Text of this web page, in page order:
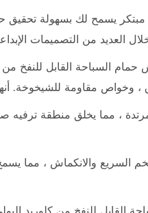
مبتكر يسمح لك بسهولة
السباحة القابل للنفخ من
، مما يخلق منطقة ترفيه
السريع والانكماش ، مما يسمح